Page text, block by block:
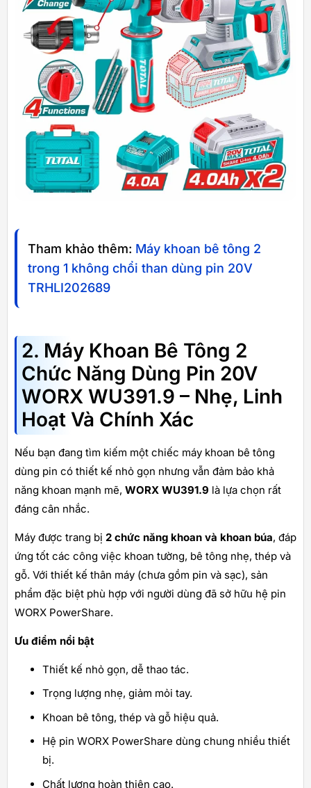
Tham khảo thêm: Máy khoan bê tông 2
trong 1 không chổi than dùng pin 20V
TRHLI202689
2. Máy Khoan Bê Tông 2
Chức Năng Dùng Pin 20V
WORX WU391.9 – Nhẹ, Linh
Hoạt Và Chính Xác
Nếu bạn đang tìm kiếm một chiếc máy khoan bê tông
dùng pin có thiết kế nhỏ gọn nhưng vẫn đảm bảo khả
năng khoan mạnh mẽ, WORX WU391.9 là lựa chọn rất
đáng cân nhắc.
Máy được trang bị 2 chức năng khoan và khoan búa, đáp
ứng tốt các công việc khoan tường, bê tông nhẹ, thép và
gỗ. Với thiết kế thân máy (chưa gồm pin và sạc), sản
phẩm đặc biệt phù hợp với người dùng đã sở hữu hệ pin
WORX PowerShare.
Ưu điểm nổi bật
Thiết kế nhỏ gọn, dễ thao tác.
Trọng lượng nhẹ, giảm mỏi tay.
Khoan bê tông, thép và gỗ hiệu quả.
Hệ pin WORX PowerShare dùng chung nhiều thiết
bị.
Chất lượng hoàn thiện cao.